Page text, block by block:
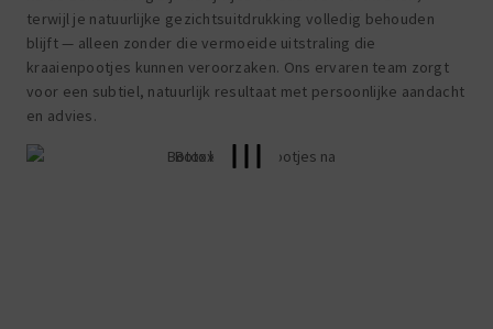
terwijl je natuurlijke gezichtsuitdrukking volledig behouden
blijft — alleen zonder die vermoeide uitstraling die
kraaienpootjes kunnen veroorzaken. Ons ervaren team zorgt
voor een subtiel, natuurlijk resultaat met persoonlijke aandacht
en advies.